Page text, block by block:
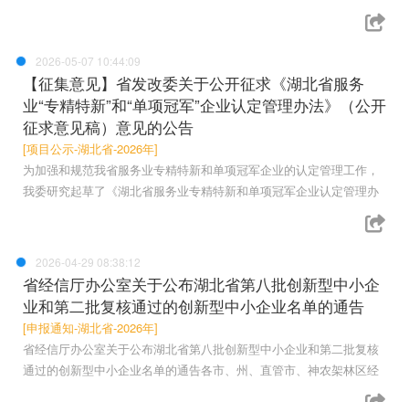
2026-05-07 10:44:09
【征集意见】省发改委关于公开征求《湖北省服务
业“专精特新”和“单项冠军”企业认定管理办法》（公开
征求意见稿）意见的公告
[项目公示-湖北省-2026年]
为加强和规范我省服务业专精特新和单项冠军企业的认定管理工作，
我委研究起草了《湖北省服务业专精特新和单项冠军企业认定管理办
2026-04-29 08:38:12
省经信厅办公室关于公布湖北省第八批创新型中小企
业和第二批复核通过的创新型中小企业名单的通告
[申报通知-湖北省-2026年]
省经信厅办公室关于公布湖北省第八批创新型中小企业和第二批复核
通过的创新型中小企业名单的通告各市、州、直管市、神农架林区经